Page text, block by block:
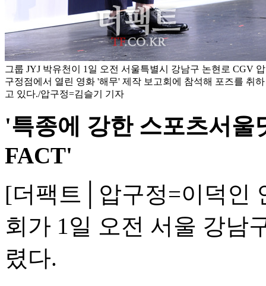
그룹 JYJ 박유천이 1일 오전 서울특별시 강남구 논현로 CGV 압
구정점에서 열린 영화 '해무' 제작 보고회에 참석해 포즈를 취하
고 있다./압구정=김슬기 기자
'특종에 강한 스포츠서
FACT'
[더팩트│압구정=이덕인
회가 1일 오전 서울 강남
렸다.